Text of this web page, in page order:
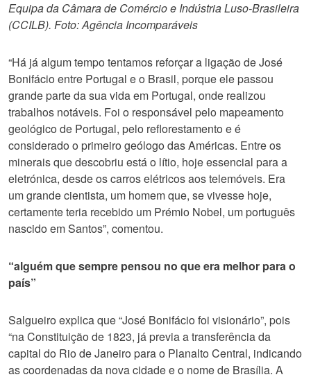
Equipa da Câmara de Comércio e Indústria Luso-Brasileira
(CCILB). Foto: Agência Incomparáveis
“Há já algum tempo tentamos reforçar a ligação de José
Bonifácio entre Portugal e o Brasil, porque ele passou
grande parte da sua vida em Portugal, onde realizou
trabalhos notáveis. Foi o responsável pelo mapeamento
geológico de Portugal, pelo reflorestamento e é
considerado o primeiro geólogo das Américas. Entre os
minerais que descobriu está o lítio, hoje essencial para a
eletrónica, desde os carros elétricos aos telemóveis. Era
um grande cientista, um homem que, se vivesse hoje,
certamente teria recebido um Prémio Nobel, um português
nascido em Santos”, comentou.
“alguém que sempre pensou no que era melhor para o
país”
Salgueiro explica que “José Bonifácio foi visionário”, pois
“na Constituição de 1823, já previa a transferência da
capital do Rio de Janeiro para o Planalto Central, indicando
as coordenadas da nova cidade e o nome de Brasília. A